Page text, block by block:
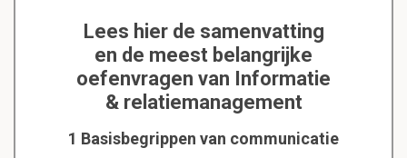
Lees hier de samenvatting
en de meest belangrijke
oefenvragen van Informatie
& relatiemanagement
1 Basisbegrippen van communicatie